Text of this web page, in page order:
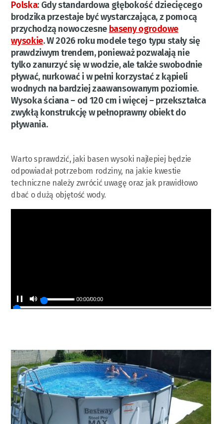
Polska: Gdy standardowa głębokość dziecięcego
brodzika przestaje być wystarczająca, z pomocą
przychodzą nowoczesne baseny ogrodowe
wysokie. W 2026 roku modele tego typu stały się
prawdziwym trendem, ponieważ pozwalają nie
tylko zanurzyć się w wodzie, ale także swobodnie
pływać, nurkować i w pełni korzystać z kąpieli
wodnych na bardziej zaawansowanym poziomie.
Wysoka ściana – od 120 cm i więcej – przekształca
zwykłą konstrukcję w pełnoprawny obiekt do
pływania.
Warto sprawdzić, jaki basen wysoki najlepiej będzie
odpowiadał potrzebom rodziny, na jakie kwestie
techniczne należy zwrócić uwagę oraz jak prawidłowo
dbać o dużą objętość wody.
00:00/00:00